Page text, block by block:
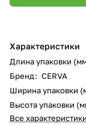
Характеристики
Длина упаковки
Бренд: CERVA
Ширина упаковки
Высота упаковки
Все характеристики